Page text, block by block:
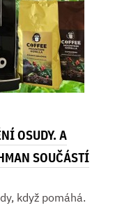
OSUDY. A
SOUČÁSTÍ
když pomáhá.